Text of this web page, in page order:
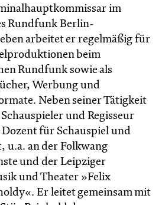
im
Rundfunk Berlin-
arbeitet er regelmäßig für
beim
Rundfunk sowie als
Werbung und
Neben seiner Tätigkeit
und Regisseur
für Schauspiel und
u.a. an der Folkwang
und der Leipziger
und Theater »Felix
Er leitet gemeinsam mit